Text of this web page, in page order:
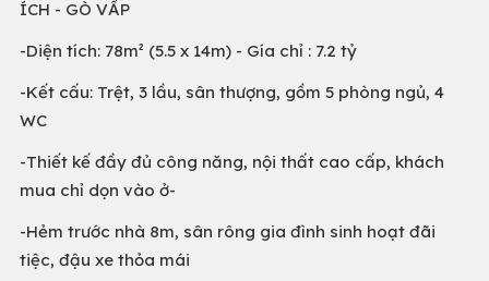
ÍCH - GÒ VẤP
-Diện tích: 78m² (5.5 x 14m) - Gía chỉ : 7.2 tỷ
-Kết cấu: Trệt, 3 lầu, sân thượng, gồm 5 phòng ngủ, 4
WC
-Thiết kế đầy đủ công năng, nội thất cao cấp, khách
mua chỉ dọn vào ở-
-Hẻm trước nhà 8m, sân rông gia đình sinh hoạt đãi
tiệc, đậu xe thỏa mái